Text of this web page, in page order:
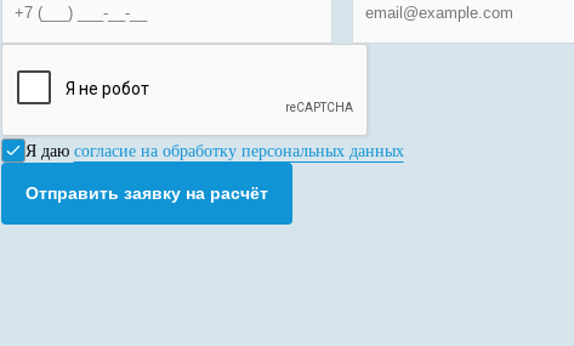
Я даю согласие на обработку персональных данных
Отправить заявку на расчёт